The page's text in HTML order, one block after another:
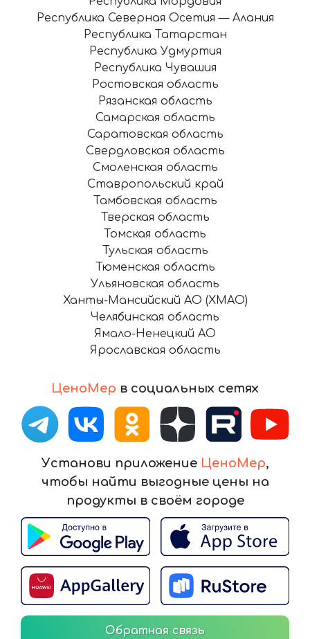
ЦеноМер в социальных сетях
Установи приложение ЦеноМер,
чтобы найти выгодные цены на
продукты в своём городе
Обратная связь
Республика Северная Осетия — Алания
Республика Татарстан
Республика Удмуртия
Республика Чувашия
Ростовская область
Рязанская область
Самарская область
Саратовская область
Свердловская область
Смоленская область
Ставропольский край
Тамбовская область
Тверская область
Томская область
Тульская область
Тюменская область
Ульяновская область
Ханты-Мансийский АО (ХМАО)
Челябинская область
Ямало-Ненецкий АО
Ярославская область